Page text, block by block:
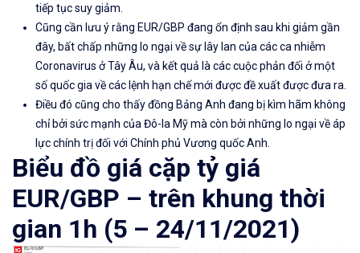
tiếp tục suy giảm.
Cũng cần lưu ý rằng EUR/GBP đang ổn định sau khi giảm gần
đây, bất chấp những lo ngại về sự lây lan của các ca nhiễm
Coronavirus ở Tây Âu, và kết quả là các cuộc phản đối ở một
số quốc gia về các lệnh hạn chế mới được đề xuất được đưa ra.
Điều đó cũng cho thấy đồng Bảng Anh đang bị kìm hãm không
chỉ bởi sức mạnh của Đô-la Mỹ mà còn bởi những lo ngại về áp
lực chính trị đối với Chính phủ Vương quốc Anh.
Biểu đồ giá cặp tỷ giá
EUR/GBP – trên khung thời
gian 1h (5 – 24/11/2021)